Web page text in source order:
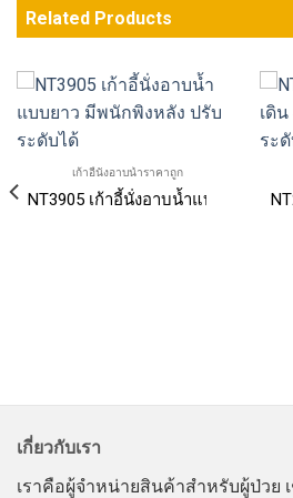
Related Products
เก้าอี้นั่งอาบน้ำราคาถูก
NT3905 เก้าอี้นั่งอาบน้ำแบบยาว มีพ
เกี่ยวกับเรา
เราคือผู้จำหน่ายสินค้าสำหรับผู้ป่วย